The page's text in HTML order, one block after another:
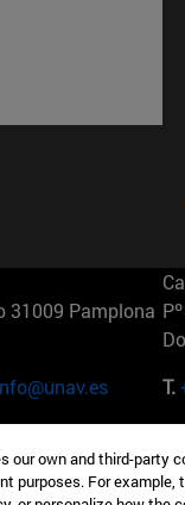
31009 Pamplona
T.
3 28023
our own and third-party
purposes. For